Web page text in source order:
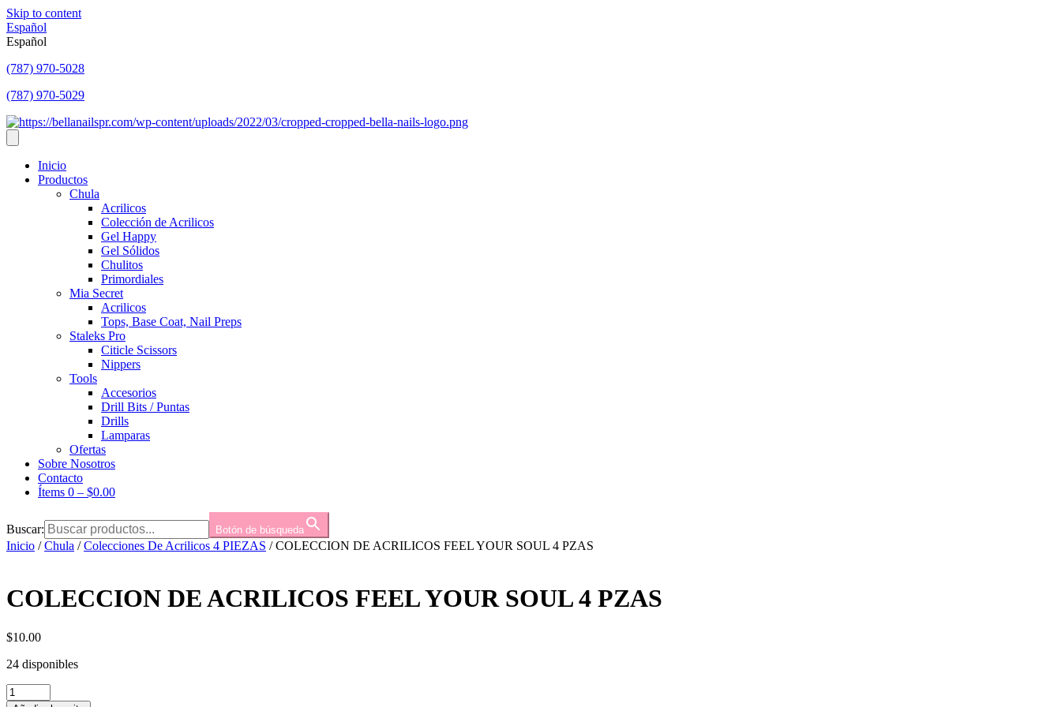
Skip to content
Español
Español
(787) 970-5028
(787) 970-5029
Inicio
Productos
Chula
Acrilicos
Colección de Acrilicos
Gel Happy
Gel Sólidos
Chulitos
Primordiales
Mia Secret
Acrilicos
Tops, Base Coat, Nail Preps
Staleks Pro
Citicle Scissors
Nippers
Tools
Accesorios
Drill Bits / Puntas
Drills
Lamparas
Ofertas
Sobre Nosotros
Contacto
Ítems 0 – $0.00
Buscar: Botón de búsqueda
Inicio /Chula /Colecciones De Acrilicos 4 PIEZAS / COLECCION DE ACRILICOS FEEL YOUR SOUL 4 PZAS
COLECCION DE ACRILICOS FEEL YOUR SOUL 4 PZAS
$10.00
24 disponibles
COLECCION
DE